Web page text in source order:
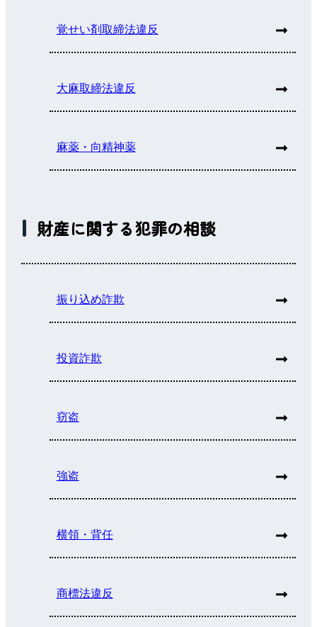
覚せい剤取締法違反
大麻取締法違反
麻薬・向精神薬
財産に関する犯罪の相談
振り込め詐欺
投資詐欺
窃盗
強盗
横領・背任
商標法違反